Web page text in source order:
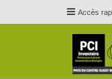
Accès